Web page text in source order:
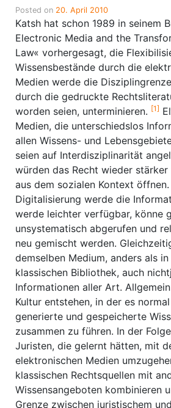
Posted on 20. April 2010
Katsh hat schon 1989 in seinem
Electronic Media and the
Law« vorhergesagt, die
Wissensbestände durch die
Medien werde die
durch die gedruckte
worden seien, unterminieren. [1]
Medien, die unterschiedslos
allen Wissens- und
seien auf Interdisziplinarität
würden das Recht wieder stärker
aus dem sozialen Kontext
Digitalisierung werde die
werde leichter verfügbar, könne
unsystematisch abgerufen und
neu gemischt werden.
demselben Medium, anders als
klassischen Bibliothek, auch
Informationen aller Art.
Kultur entstehen, in der es
generierte und gespeicherte
zusammen zu führen. In der
Juristen, die gelernt hätten, mit
elektronischen Medien
klassischen Rechtsquellen mit
Wissensangeboten kombinieren
Grenze zwischen juristischem und